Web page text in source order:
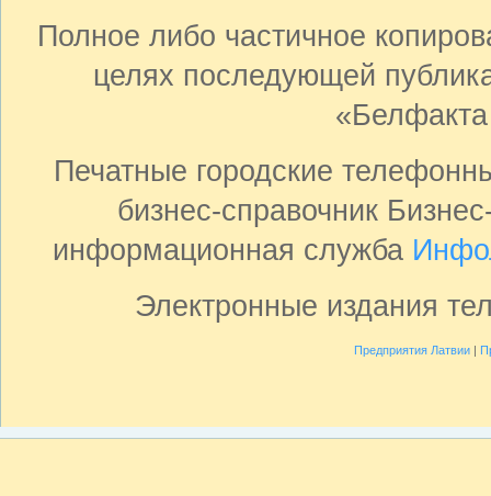
Полное либо частичное
целях последующей
Печатные городские
бизнес-справочник
информационная служба
Электронные издания
Предприятия Латвии|